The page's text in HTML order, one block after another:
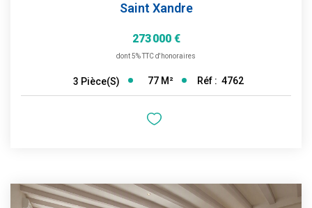
Saint Xandre
273 000 €
dont 5% TTC d'honoraires
3 Pièce(s) 77 M² Réf : 4762